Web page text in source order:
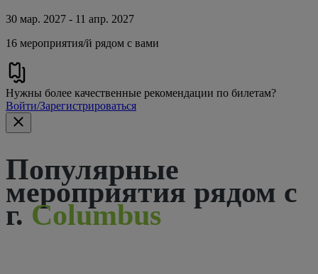
30 мар. 2027 - 11 апр. 2027
16 мероприятия/й рядом с вами
Нужны более качественные рекомендации по билетам?
Войти/Зарегистрироваться
Популярные
мероприятия рядом с
г. Columbus